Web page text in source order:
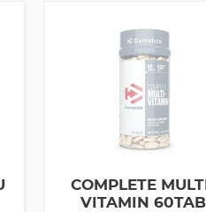
COMPLETE
VITAMIN 60TAB